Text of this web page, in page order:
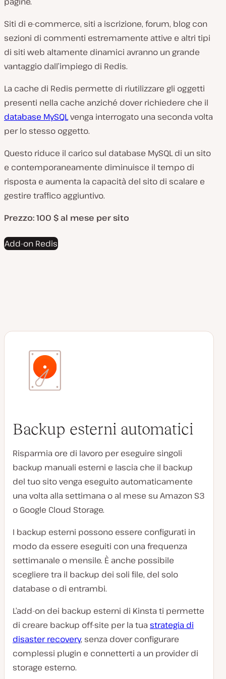
Siti di e-commerce, siti a iscrizione, forum, blog con
sezioni di commenti estremamente attive e altri tipi
di siti web altamente dinamici avranno un grande
vantaggio dall’impiego di Redis.
La cache di Redis permette di riutilizzare gli oggetti
presenti nella cache anziché dover richiedere che il
database MySQLvenga interrogato una seconda volta
per lo stesso oggetto.
Questo riduce il carico sul database MySQL di un sito
e contemporaneamente diminuisce il tempo di
risposta e aumenta la capacità del sito di scalare e
gestire traffico aggiuntivo.
Prezzo: 100 $ al mese per sito
Add-on Redis
Backup esterni automatici
Risparmia ore di lavoro per eseguire singoli
backup manuali esterni e lascia che il backup
del tuo sito venga eseguito automaticamente
una volta alla settimana o al mese su Amazon S3
o Google Cloud Storage.
I backup esterni possono essere configurati in
modo da essere eseguiti con una frequenza
settimanale o mensile. È anche possibile
scegliere tra il backup dei soli file, del solo
database o di entrambi.
L’add-on dei backup esterni di Kinsta ti permette
di creare backup off-site per la tua strategia di
disaster recovery, senza dover configurare
complessi plugin e connetterti a un provider di
storage esterno.